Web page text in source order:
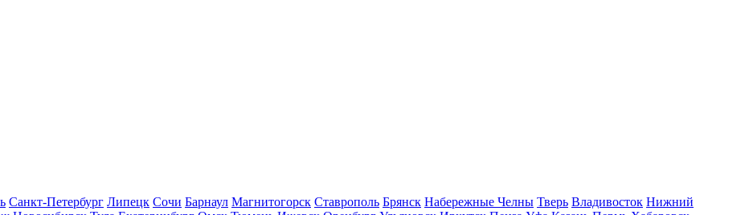
Санкт-Петербург Липецк Сочи Барнаул Магнитогорск Ставрополь Брянск Набережные Челны Тверь Владивосток Нижний